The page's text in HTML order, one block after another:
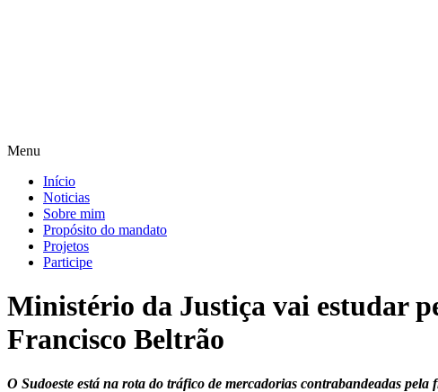
Menu
Início
Noticias
Sobre mim
Propósito do mandato
Projetos
Participe
Ministério da Justiça vai estudar
Francisco Beltrão
O Sudoeste está na rota do tráfico de mercadorias contrabandeadas